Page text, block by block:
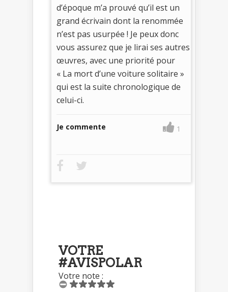
d’époque m’a prouvé qu’il est un
grand écrivain dont la renommée
n’est pas usurpée ! Je peux donc
vous assurez que je lirai ses autres
œuvres, avec une priorité pour
« La mort d’une voiture solitaire »
qui est la suite chronologique de
celui-ci.
Je commente 1
VOTRE
#AVISPOLAR
Votre note :